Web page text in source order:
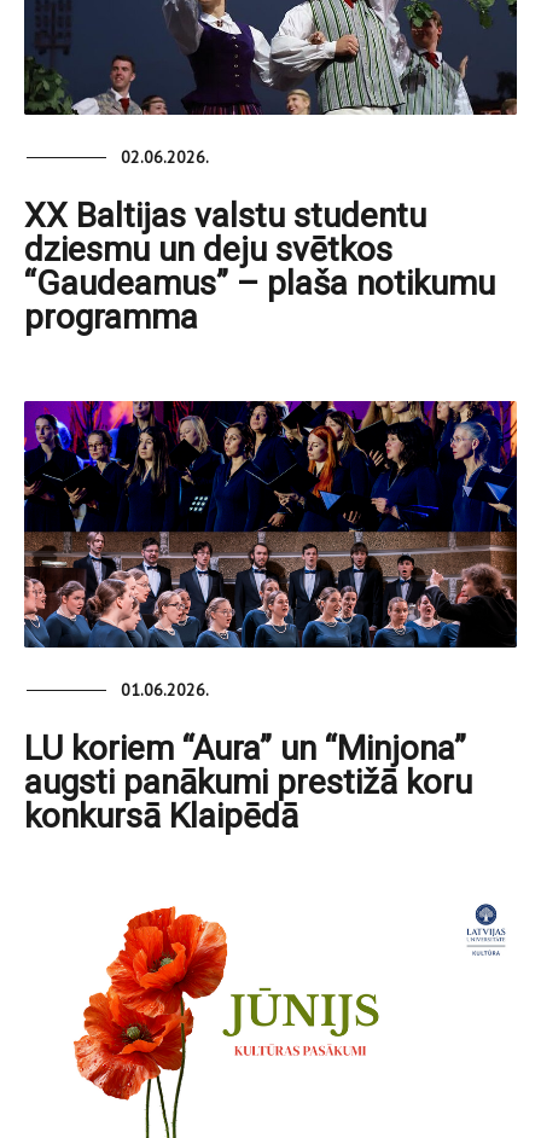
02.06.2026.
XX Baltijas valstu studentu
dziesmu un deju svētkos
“Gaudeamus” – plaša notikumu
programma
01.06.2026.
LU koriem “Aura” un “Minjona”
augsti panākumi prestižā koru
konkursā Klaipēdā